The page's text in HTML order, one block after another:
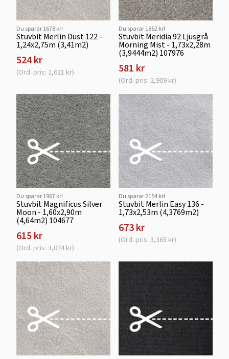
Du sparar 1678 kr!
Stuvbit Merlin Dust 122 -
1,24x2,75m (3,41m2)
524 kr
(Ord. pris: 2,621 kr)
Du sparar 1862 kr!
Stuvbit Meridia 92 Ljusgrå
Morning Mist - 1,73x2,28m
(3,9444m2) 107976
581 kr
(Ord. pris: 2,909 kr)
Du sparar 1967 kr!
Stuvbit Magnificus Silver
Moon - 1,60x2,90m
(4,64m2) 104677
615 kr
(Ord. pris: 3,074 kr)
Du sparar 2154 kr!
Stuvbit Merlin Easy 136 -
1,73x2,53m (4,3769m2)
673 kr
(Ord. pris: 3,365 kr)